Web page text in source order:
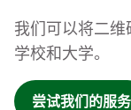
我们可以将二
学校和大学。
尝试我们的服务